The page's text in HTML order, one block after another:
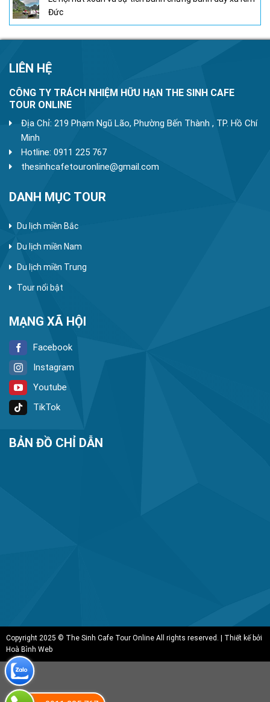
Đức
LIÊN HỆ
CÔNG TY TRÁCH NHIỆM HỮU HẠN THE SINH CAFE
TOUR ONLINE
Địa Chỉ: 219 Phạm Ngũ Lão, Phường Bến Thành , TP. Hồ Chí
Minh
Hotline: 0911 225 767
thesinhcafetouronline@gmail.com
DANH MỤC TOUR
Du lịch miền Bắc
Du lịch miền Nam
Du lịch miền Trung
Tour nổi bật
MẠNG XÃ HỘI
Facebook
Instagram
Youtube
TikTok
BẢN ĐỒ CHỈ DẪN
Copyright 2025 © The Sinh Cafe Tour Online All rights reserved. | Thiết kế bởi
Hoà Bình Web